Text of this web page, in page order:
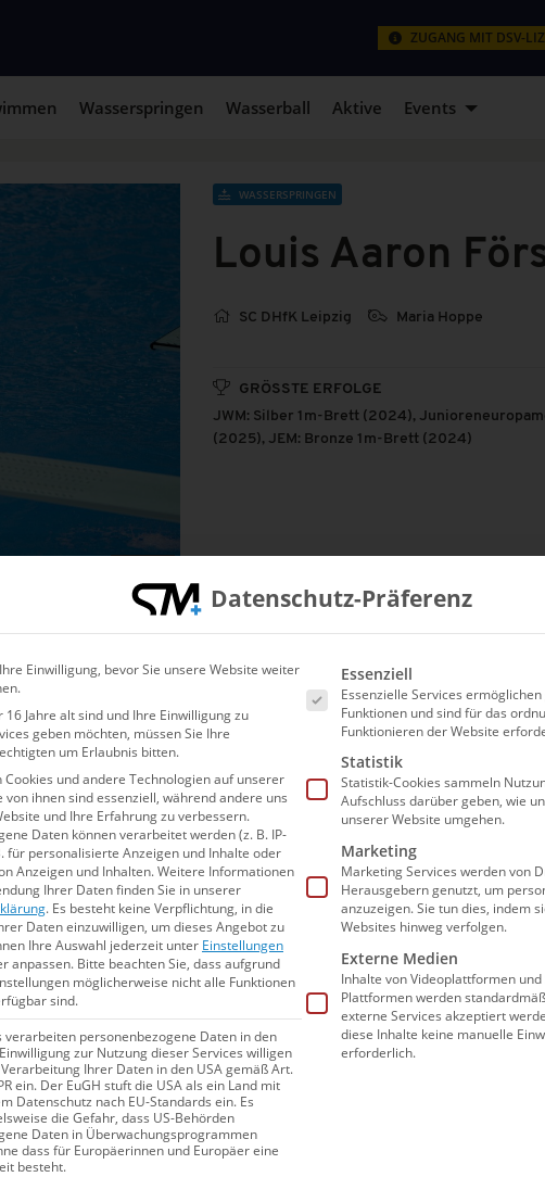
ZUGANG MIT DSV-
Wasserspringen Wasserball Aktive Events
WASSERSPRINGEN
Louis Aaron
SC DHfK Leipzig Maria Hoppe
GRÖSSTE ERFOLGE
JWM: Silber 1m-Brett (2024),
(2025), JEM: Bronze 1m-Brett (2024)
der
WASSERSPRINGEN
18.05.2026 13:04
DSV nominiert diese 14 Talente für die
JEM im Wasserspringen
Sechs Medaillengewinner*innen aus dem Vorjahr
sind wieder mit dabei. Wer sonst noch im
Datenschutz-Präferenz
Einwilligung, bevor Sie unsere Website weiter
16 Jahre alt sind und Ihre Einwilligung zu
geben möchten, müssen Sie Ihre
um Erlaubnis bitten.
Cookies und andere Technologien auf unserer
von ihnen sind essenziell, während andere uns
und Ihre Erfahrung zu verbessern.
Daten können verarbeitet werden (z. B. IP-
für personalisierte Anzeigen und Inhalte oder
Anzeigen und Inhalten.Weitere Informationen
Ihrer Daten finden Sie in unserer
. Es besteht keine Verpflichtung, in die
Daten einzuwilligen, um dieses Angebot zu
Ihre Auswahl jederzeit unter Einstellungen
anpassen. Bitte beachten Sie, dass aufgrund
möglicherweise nicht alle Funktionen
sind.
verarbeiten personenbezogene Daten in den
zur Nutzung dieser Services willigen
Ihrer Daten in den USA gemäß Art.
ein. Der EuGH stuft die USA als ein Land mit
Datenschutz nach EU-Standards ein. Es
die Gefahr, dass US-Behörden
Daten in Überwachungsprogrammen
dass für Europäerinnen und Europäer eine
besteht.
Es folgt eine Liste der
Essenziell
Essenzielle Services
Funktionen und sind für das
Funktionieren der Website
Statistik
Statistik-Cookies sammeln
Aufschluss darüber geben, wie
unserer Website umgehen.
Marketing
Marketing Services werden von
Herausgebern genutzt, um
anzuzeigen. Sie tun dies, indem
Websites hinweg verfolgen.
Externe Medien
Inhalte von Videoplattformen
Plattformen werden
externe Services akzeptiert
diese Inhalte keine manuelle
erforderlich.